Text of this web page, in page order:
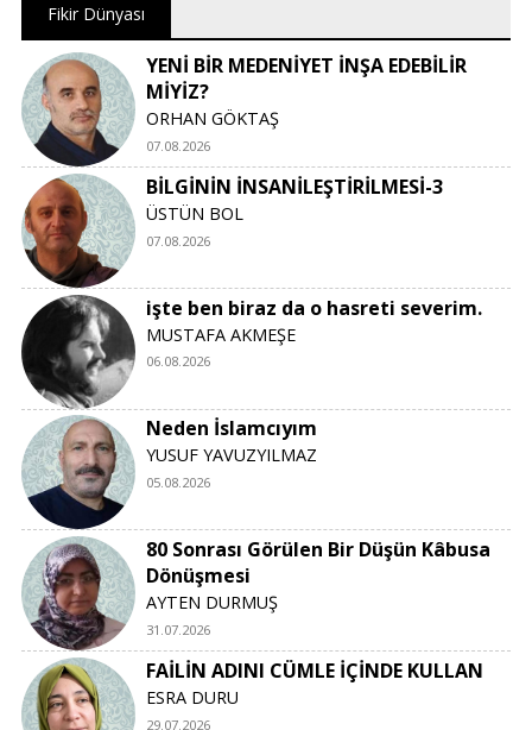
Fikir Dünyası
YENİ BİR MEDENİYET İNŞA EDEBİLİR
MİYİZ?
ORHAN GÖKTAŞ
07.08.2026
BİLGİNİN İNSANİLEŞTİRİLMESİ-3
ÜSTÜN BOL
07.08.2026
işte ben biraz da o hasreti severim.
MUSTAFA AKMEŞE
06.08.2026
Neden İslamcıyım
YUSUF YAVUZYILMAZ
05.08.2026
80 Sonrası Görülen Bir Düşün Kâbusa
Dönüşmesi
AYTEN DURMUŞ
31.07.2026
FAİLİN ADINI CÜMLE İÇİNDE KULLAN
ESRA DURU
29.07.2026